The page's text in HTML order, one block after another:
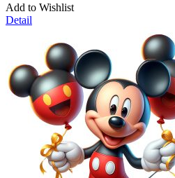
Add to Wishlist
Detail